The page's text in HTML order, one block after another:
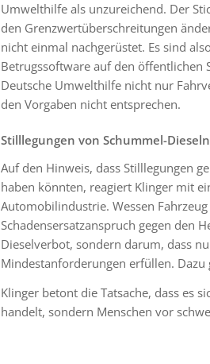
Umwelthilfe als unzureichend. Der
den Grenzwertüberschreitungen
nicht einmal nachgerüstet. Es sind
Betrugssoftware auf den öffentlichen
Deutsche Umwelthilfe nicht nur
den Vorgaben nicht entsprechen.
Stilllegungen von Schummel-
Auf den Hinweis, dass Stilllegungen
haben könnten, reagiert Klinger mit
Automobilindustrie. Wessen
Schadensersatzanspruch gegen den
Dieselverbot, sondern darum, dass
Mindestanforderungen erfüllen. Dazu
Klinger betont die Tatsache, dass es
handelt, sondern Menschen vor